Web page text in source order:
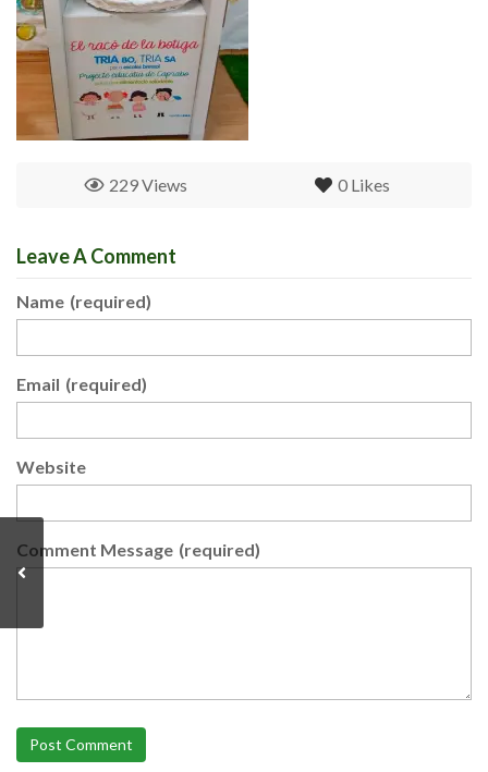
0 Likes
229 Views
Leave A Comment
Name (required)
Email (required)
Website
Comment Message (required)
Post Comment